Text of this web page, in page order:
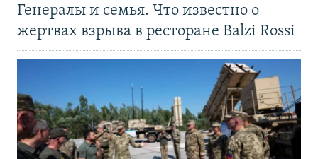
Генералы и семья. Что известно о
жертвах взрыва в ресторане Balzi Rossi